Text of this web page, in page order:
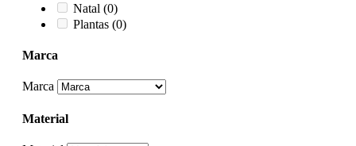
Natal (0)
Plantas (0)
Marca
Marca
Material